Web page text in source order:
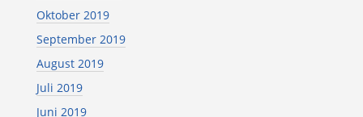
Oktober 2019
September 2019
August 2019
Juli 2019
Juni 2019